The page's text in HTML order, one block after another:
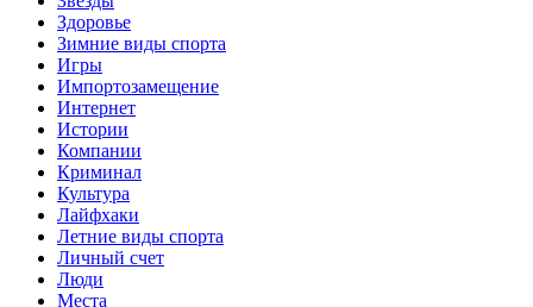
Здоровье
Зимние виды спорта
Игры
Импортозамещение
Интернет
Истории
Компании
Криминал
Культура
Лайфхаки
Летние виды спорта
Личный счет
Люди
Места